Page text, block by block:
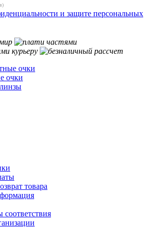
и защите персональных
очки
очки
товара